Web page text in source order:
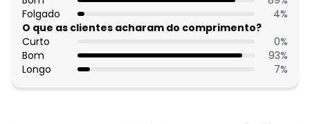
abril/2026 R$ 136,99
março/2026 R$ 126,99
fevereiro/2026 R$ 159,99
Folgado
4%
O que as clientes acharam do comprimento?
Curto
0%
Bom
93%
Longo
7%